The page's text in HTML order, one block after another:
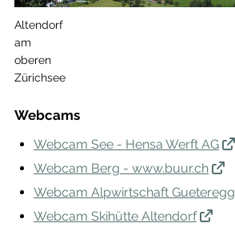
Altendorf
am
oberen
Zürichsee
Webcams
Webcam See - Hensa Werft AG
Webcam Berg - www.buur.ch
Webcam Alpwirtschaft Gueteregg
Webcam Skihütte Altendorf